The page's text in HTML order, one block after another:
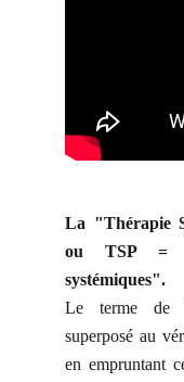
La "Thérapie
ou TSP =
systémiques".
Le terme de
superposé au
en empruntant